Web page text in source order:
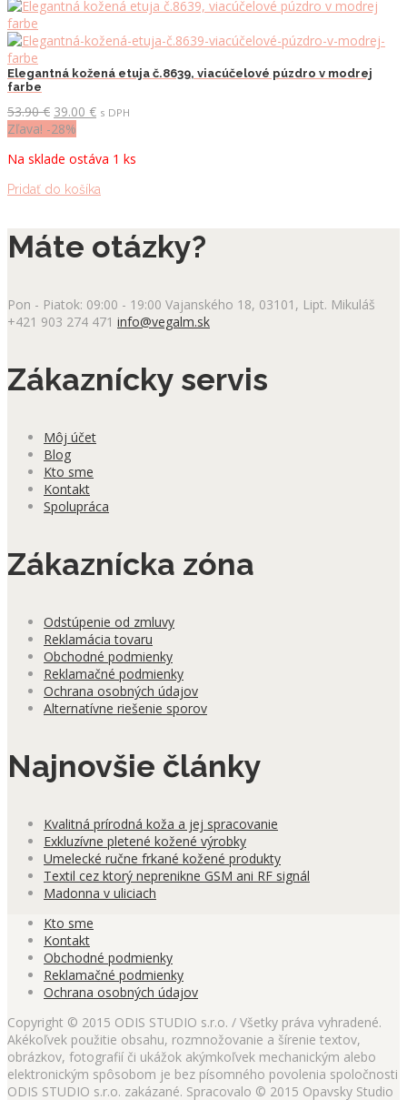
Elegantná kožená etuja č.8639, viacúčelové púzdro v modrej
farbe
53.90€ Pôvodná
cena
53.90 €.
39.00 €Aktuálna
39.00 €.
s DPH
Zľava! -28%
Na sklade ostáva 1 ks
Pridať do košíka
Máte otázky?
Pon - Piatok: 09:00 - 19:00 Vajanského 18, 03101, Lipt. Mikuláš
+421 903 274 471 info@vegalm.sk
Zákaznícky servis
Môj účet
Blog
Kto sme
Kontakt
Spolupráca
Zákaznícka zóna
Odstúpenie od zmluvy
Reklamácia tovaru
Obchodné podmienky
Reklamačné podmienky
Ochrana osobných údajov
Alternatívne riešenie sporov
Najnovšie články
Kvalitná prírodná koža a jej spracovanie
Exkluzívne pletené kožené výrobky
Umelecké ručne frkané kožené produkty
Textil cez ktorý neprenikne GSM ani RF signál
Madonna v uliciach
Kto sme
Kontakt
Obchodné podmienky
Reklamačné podmienky
Ochrana osobných údajov
Copyright © 2015 ODIS STUDIO s.r.o. / Všetky práva vyhradené.
Akékoľvek použitie obsahu, rozmnožovanie a šírenie textov,
obrázkov, fotografií či ukážok akýmkoľvek mechanickým alebo
elektronickým spôsobom je bez písomného povolenia spoločnosti
ODIS STUDIO s.r.o. zakázané. Spracovalo © 2015 Opavsky Studio